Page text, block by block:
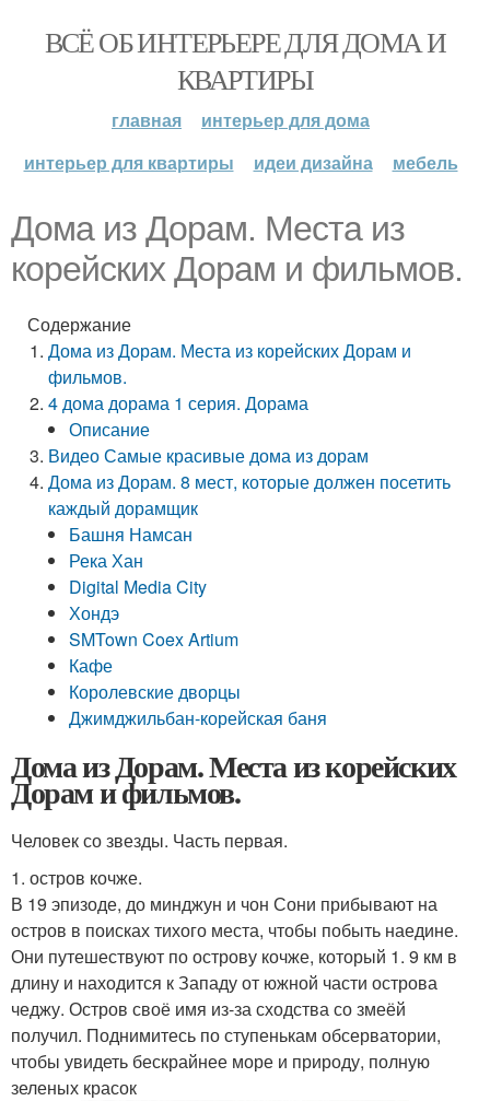
ВСЁ ОБ ИНТЕРЬЕРЕ ДЛЯ ДОМА И
КВАРТИРЫ
главная
интерьер для дома
интерьер для квартиры
идеи дизайна мебель
Дома из Дорам. Места из
корейских Дорам и фильмов.
Содержание
Дома из Дорам. Места из корейских Дорам и
фильмов.
4 дома дорама 1 серия. Дорама
Описание
Видео Самые красивые дома из дорам
Дома из Дорам. 8 мест, которые должен посетить
каждый дорамщик
Башня Намсан
Река Хан
Digital Media City
Хондэ
SMTown Coex Artium
Кафе
Королевские дворцы
Джимджильбан-корейская баня
Дома из Дорам. Места из корейских
Дорам и фильмов.
Человек со звезды. Часть первая.
1. остров кочже.
В 19 эпизоде, до минджун и чон Сони прибывают на
остров в поисках тихого места, чтобы побыть наедине.
Они путешествуют по острову кочже, который 1. 9 км в
длину и находится к Западу от южной части острова
чеджу. Остров своё имя из-за сходства со змеёй
получил. Поднимитесь по ступенькам обсерватории,
чтобы увидеть бескрайнее море и природу, полную
зеленых красок